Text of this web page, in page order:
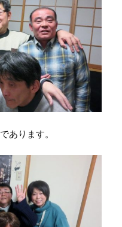
あります。